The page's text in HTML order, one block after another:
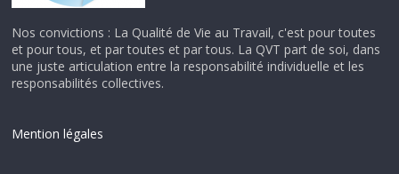
Nos convictions : La Qualité de Vie au Travail, c'est pour toutes
et pour tous, et par toutes et par tous. La QVT part de soi, dans
une juste articulation entre la responsabilité individuelle et les
responsabilités collectives.
Mention légales